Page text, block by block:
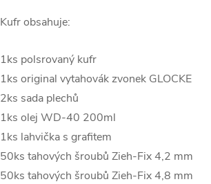
Kufr obsahuje:
1ks polsrovaný kufr
1ks original vytahovák zvonek GLOCKE
2ks sada plechů
1ks olej WD-40 200ml
1ks lahvička s grafitem
50ks tahových šroubů Zieh-Fix 4,2 mm
50ks tahových šroubů Zieh-Fix 4,8 mm